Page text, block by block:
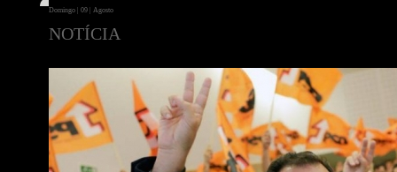
Domingo | 09 | Agosto
NOTÍCIA